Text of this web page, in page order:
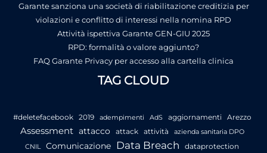
Garante sanziona una società di riabilitazione creditizia per
violazioni e conflitto di interessi nella nomina RPD
Attività ispettiva Garante GEN-GIU 2025
RPD: formalità o valore aggiunto?
FAQ Garante Privacy per accesso alla cartella clinica
TAG CLOUD
#deletefacebook 2019 adempimenti AdS aggiornamenti Arezzo
Assessment attacco attack attività
azienda sanitaria DPO
CNIL
Comunicazione Data Breach
dataprotection